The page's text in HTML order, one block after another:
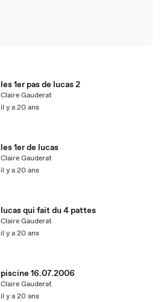
les 1er pas de lucas 2
Claire Gauderat
il y a 20 ans
les 1er de lucas
Claire Gauderat
il y a 20 ans
lucas qui fait du 4 pattes
Claire Gauderat
il y a 20 ans
piscine 16.07.2006
Claire Gauderat
il y a 20 ans